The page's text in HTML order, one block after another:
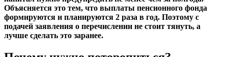
Объясняется это тем, что выплаты пенсионного фонда
формируются и планируются 2 раза в год. Поэтому с
подачей заявления о перечислении не стоит тянуть, а
лучше сделать это заранее.